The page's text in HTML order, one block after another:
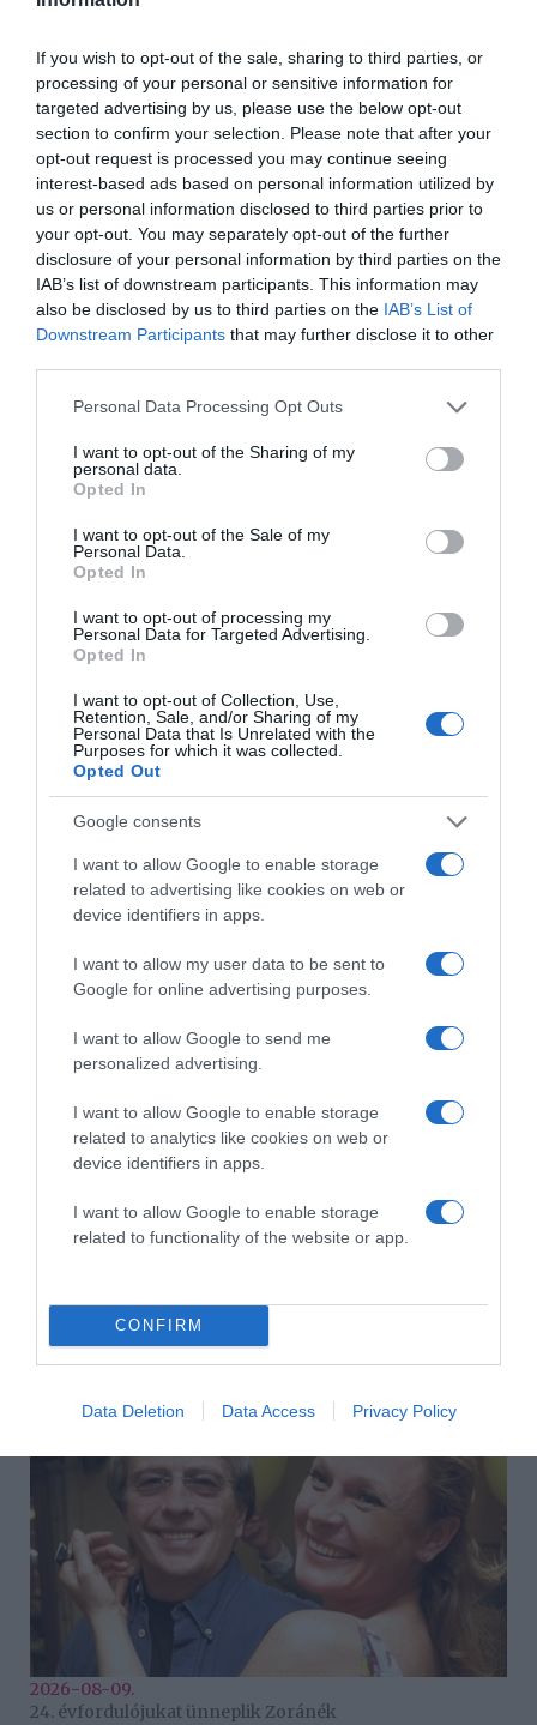
If you wish to opt-out of the sale, sharing to third parties, or
processing of your personal or sensitive information for
targeted advertising by us, please use the below opt-out
section to confirm your selection. Please note that after your
opt-out request is processed you may continue seeing
interest-based ads based on personal information utilized by
us or personal information disclosed to third parties prior to
your opt-out. You may separately opt-out of the further
disclosure of your personal information by third parties on the
IAB’s list of downstream participants. This information may
also be disclosed by us to third parties on the IAB’s List of
Downstream Participants that may further disclose it to other
Please note that this website/app uses one or more Google
not limited to your visit or usage behaviour. You may click to
grant or deny consent to Google and its third-party tags to
use your data for below specified purposes in below Google
consent section.
Personal Data Processing Opt Outs
I want to opt-out of the Sharing of my
personal data.
Opted In
I want to opt-out of the Sale of my
Personal Data.
Opted In
I want to opt-out of processing my
Personal Data for Targeted Advertising.
Opted In
I want to opt-out of Collection, Use,
Retention, Sale, and/or Sharing of my
Personal Data that Is Unrelated with the
Purposes for which it was collected.
Opted Out
Google consents
I want to allow Google to enable storage
related to advertising like cookies on web or
device identifiers in apps.
I want to allow my user data to be sent to
Google for online advertising purposes.
I want to allow Google to send me
personalized advertising.
I want to allow Google to enable storage
related to analytics like cookies on web or
device identifiers in apps.
I want to allow Google to enable storage
related to functionality of the website or app.
CONFIRM
Data Deletion Data Access Privacy Policy
Közösségi oldalára ugyanis feltöltött egy bikinis képet,
amin már látszik, ahogy gömbölyödik a hasa.
Forrás: Blikk
Megosztás: Facebook Twitter Pinterest
Címkék: szerelem
April
Korábbi bejegyzések Következő bejegyzés
HASONLÓ BEJEGYZÉSEK
2026-08-09.
Nagy bejelentést tett Kabai András
2026-08-09.
24. évfordulójukat ünneplik Zoránék